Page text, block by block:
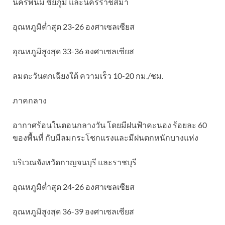
อุณหภูมิต่ำสุด 23-26 องศาเซลเซียส
อุณหภูมิสูงสุด 33-36 องศาเซลเซียส
ลมตะวันตกเฉียงใต้ ความเร็ว 10-20 กม./ชม.
ภาคกลาง
อากาศร้อนในตอนกลางวัน โดยมีฝนฟ้าคะนอง ร้อยละ 60
ของพื้นที่ กับมีลมกระโชกแรงและมีฝนตกหนักบางแห่ง
บริเวณจังหวัดกาญจนบุรี และราชบุรี
อุณหภูมิต่ำสุด 24-26 องศาเซลเซียส
อุณหภูมิสูงสุด 36-39 องศาเซลเซียส